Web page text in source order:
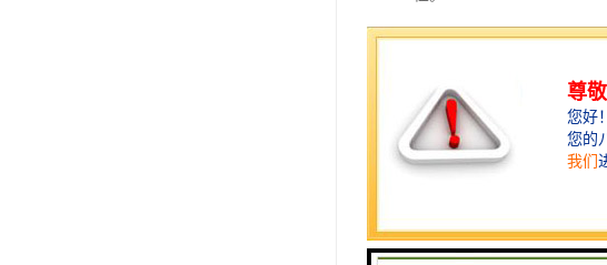
3. 喷淋：智慧工地喷淋系统
4. 节能环保：智慧工地喷
5. 实时监控：智慧工地喷
6. 远程控制：智慧工地喷
综上所述，智慧工地喷淋